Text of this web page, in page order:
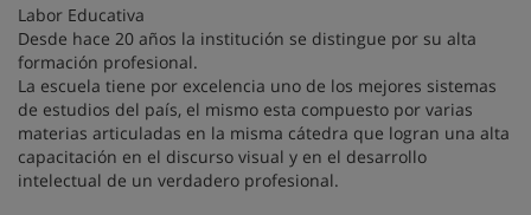
Labor Educativa
Desde hace 20 años la institución se distingue por su alta
formación profesional.
La escuela tiene por excelencia uno de los mejores sistemas
de estudios del país, el mismo esta compuesto por varias
materias articuladas en la misma cátedra que logran una alta
capacitación en el discurso visual y en el desarrollo
intelectual de un verdadero profesional.